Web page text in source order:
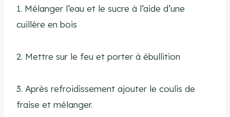
1. Mélanger l’eau et le sucre à l’aide d’une
cuillère en bois
2. Mettre sur le feu et porter à ébullition
3. Après refroidissement ajouter le coulis de
fraise et mélanger.